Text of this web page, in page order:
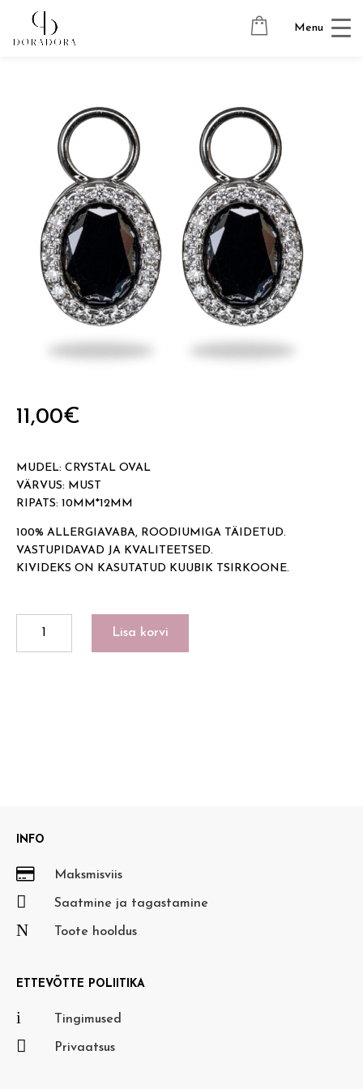
Menu
Avaleht Kõrvarõngaste ripatsid
CRYSTAL OVAL
11,00€
MUDEL: CRYSTAL OVAL
VÄRVUS: MUST
RIPATS: 10MM*12MM
100% ALLERGIAVABA, ROODIUMIGA TÄIDETUD.
VASTUPIDAVAD JA KVALITEETSED.
KIVIDEKS ON KASUTATUD KUUBIK TSIRKOONE.
Lisa korvi
INFO
 Maksmisviis
 Saatmine ja tagastamine
N Toote hooldus
ETTEVÕTTE POLIITIKA
i Tingimused
 Privaatsus